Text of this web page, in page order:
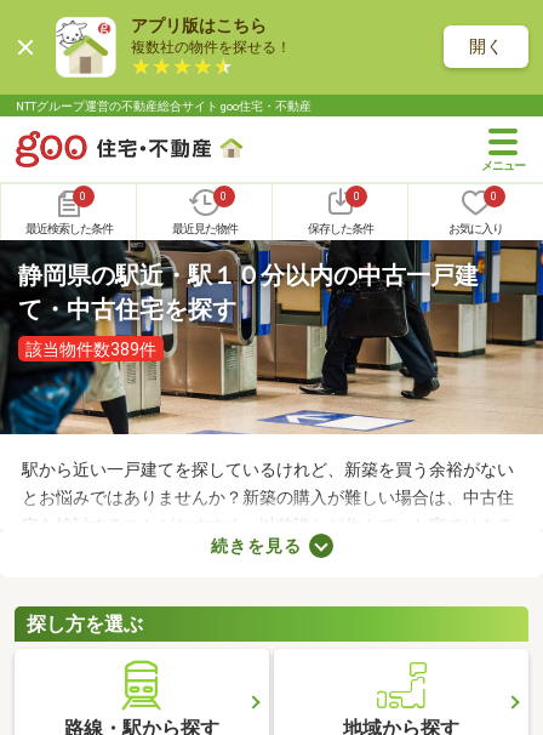
アプリ版はこちら
複数社の物件を探せる！ 開く
NTTグループ運営の不動産総合サイト goo住宅・不動産
0
最近検索した条件
0
最近見た物件
0
保存した条件
0
お気に入り
静岡県の駅近・駅１０分以内の中古一戸建
て・中古住宅を探す
該当物件数389件
駅から近い一戸建てを探しているけれど、新築を買う余裕がない
とお悩みではありませんか？新築の購入が難しい場合は、中古住
宅を検討することがおすすめ。以前誰かが住んでいた家ではある
ものの、費用を大幅に抑えられるメリットがあります。ここで
続きを見る
探し方を選ぶ
路線・駅から探す 地域から探す